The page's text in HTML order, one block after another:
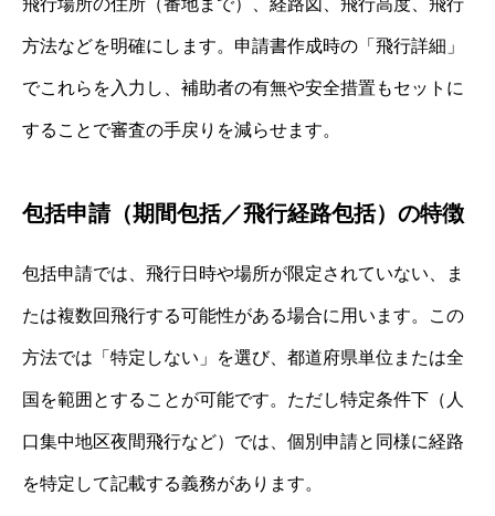
飛行場所の住所（番地まで）、経路図、飛行高度、飛行
方法などを明確にします。申請書作成時の「飛行詳細」
でこれらを入力し、補助者の有無や安全措置もセットに
することで審査の手戻りを減らせます。
包括申請（期間包括／飛行経路包括）の特徴
包括申請では、飛行日時や場所が限定されていない、ま
たは複数回飛行する可能性がある場合に用います。この
方法では「特定しない」を選び、都道府県単位または全
国を範囲とすることが可能です。ただし特定条件下（人
口集中地区夜間飛行など）では、個別申請と同様に経路
を特定して記載する義務があります。